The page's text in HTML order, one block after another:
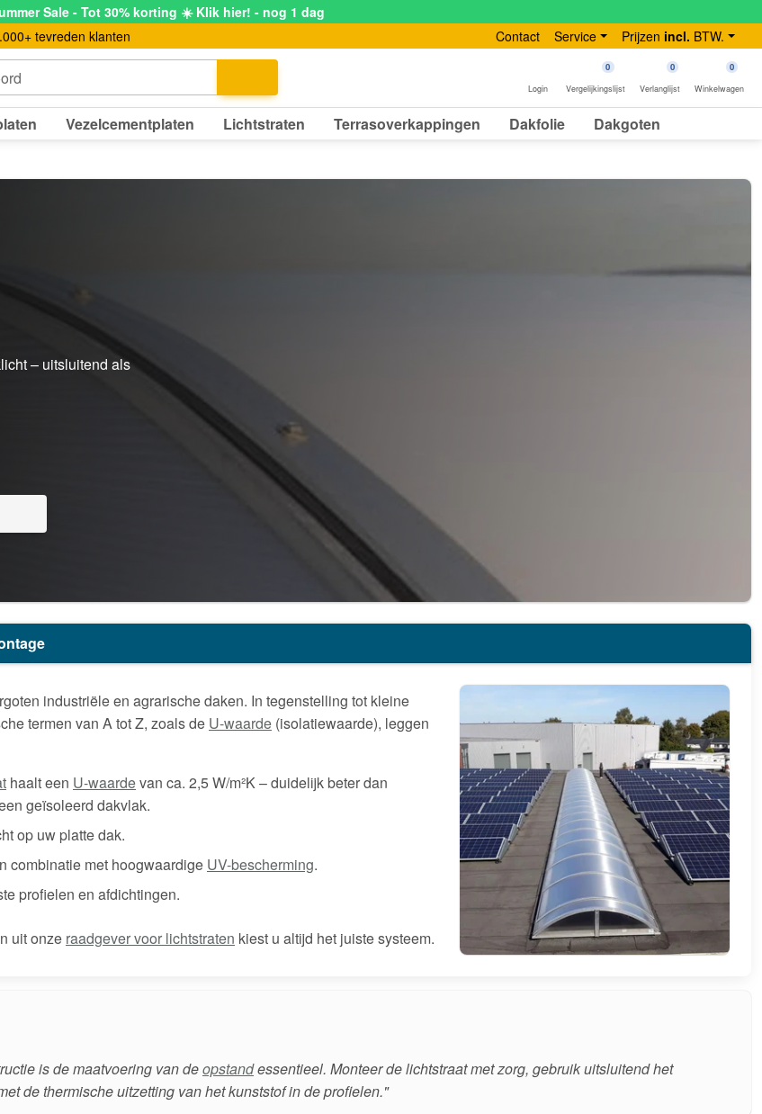
Sale - Tot 30% korting ☀️ Klik hier! - nog 1 dag
tevreden klanten Contact Service Prijzen incl. BTW.
Login
0
Vergelijkingslijst
0
Verlanglijst
0
Winkelwagen
Vezelcementplaten Lichtstraten Terrasoverkappingen Dakfolie Dakgoten
– uitsluitend als
industriële en agrarische daken. In tegenstelling tot kleine
termen van A tot Z, zoals de U-waarde (isolatiewaarde), leggen
haalt een U-waardevan ca. 2,5 W/m²K – duidelijk beter dan
geïsoleerd dakvlak.
op uw platte dak.
combinatie met hoogwaardige UV-bescherming.
profielen en afdichtingen.
uit onze raadgever voor lichtstraten kiest u altijd het juiste systeem.
is de maatvoering van deopstandessentieel. Monteer de lichtstraat met zorg, gebruik uitsluitend het
de thermische uitzetting van het kunststof in de profielen."